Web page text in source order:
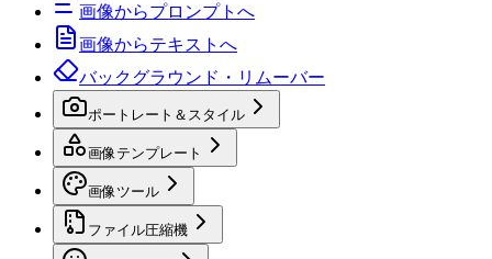
画像からプロンプトへ
画像からテキストへ
バックグラウンド・リムーバー
ポートレート＆スタイル
画像テンプレート
画像ツール
ファイル圧縮機